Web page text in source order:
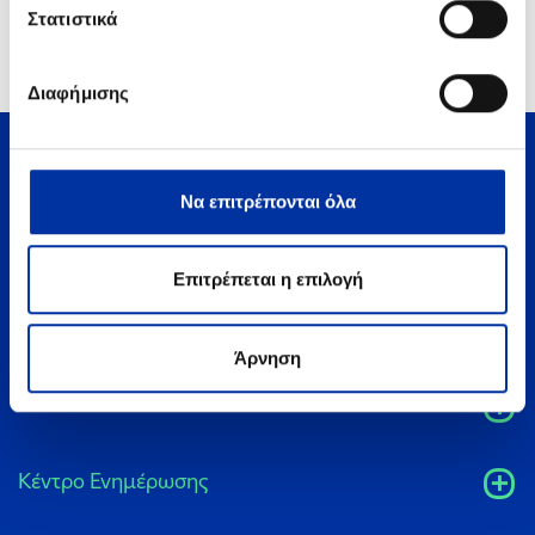
Στατιστικά
Διαφήμισης
Να επιτρέπονται όλα
Επιτρέπεται η επιλογή
Άρνηση
το τελευταίο.
HELLENiQ ENERGY
Κέντρο Ενημέρωσης